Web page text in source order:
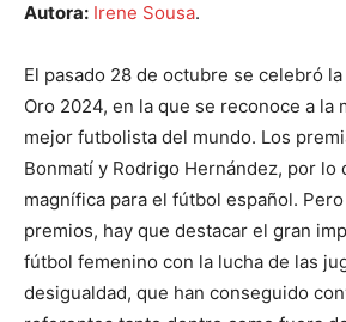
Autora: Irene Sousa.
El pasado 28 de octubre se celebró
Oro 2024, en la que se reconoce a la
mejor futbolista del mundo. Los
Bonmatí y Rodrigo Hernández, por lo
magnífica para el fútbol español.
premios, hay que destacar el gran
fútbol femenino con la lucha de las
desigualdad, que han conseguido